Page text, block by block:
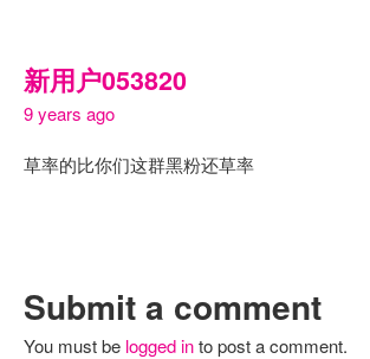
新用户053820
9 years ago
草率的比你们这群黑粉还草率
Submit a comment
You must be logged into post a comment.